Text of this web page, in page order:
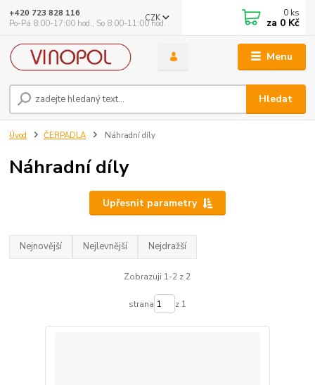
Menu
CZK
Hledat
+420 723 828 116
Po-Pá 8:00-17:00 hod., So 8:00-11:00 hod.
0 ks
za 0 Kč
Úvod ČERPADLA Náhradní díly
Náhradní díly
Upřesnit parametry
Nejnovější Nejlevnější Nejdražší
Zobrazuji 1-2 z 2
strana z 1